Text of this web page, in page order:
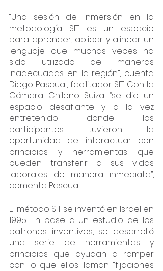
“Una sesión de inmersión en la
metodología SIT es un espacio
para aprender, aplicar y alinear un
lenguaje que muchas veces ha
sido utilizado de maneras
inadecuadas en la región”, cuenta
Diego Pascual, facilitador SIT. Con la
Cámara Chileno Suiza “se dio un
espacio desafiante y a la vez
entretenido donde los
participantes tuvieron la
oportunidad de interactuar con
principios y herramientas que
pueden transferir a sus vidas
laborales de manera inmediata”,
comenta Pascual.
El método SIT se inventó en Israel en
1995. En base a un estudio de los
patrones inventivos, se desarrolló
una serie de herramientas y
principios que ayudan a romper
con lo que ellos llaman “fijaciones